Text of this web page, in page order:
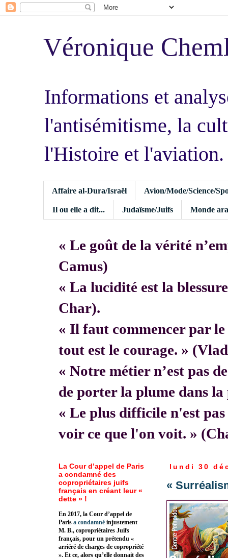
Véronique
Informations et
l'antisémitisme, la
l'Histoire et l'aviation.
Affaire al-Dura/Israël Avion/Mode/Science/
Il ou elle a dit... Judaïsme/Juifs Monde
« Le goût de la vérité
Camus)
« La lucidité est la
Char).
« Il faut commencer par le
tout est le courage. »
« Notre métier n’est pas
de porter la plume dans
« Le plus difficile n'est
voir ce que l'on voit. »
lundi 30
«
La Cour d’appel de Paris
a condamné des
copropriétaires juifs
français en créant leur «
dette » !
En 2017, la Cour d’appel de
Paris a condamné injustement
M. B., copropriétaires Juifs
français, pour un prétendu «
arriéré de charges de copropriété
». Et ce, alors qu’elle donnait des